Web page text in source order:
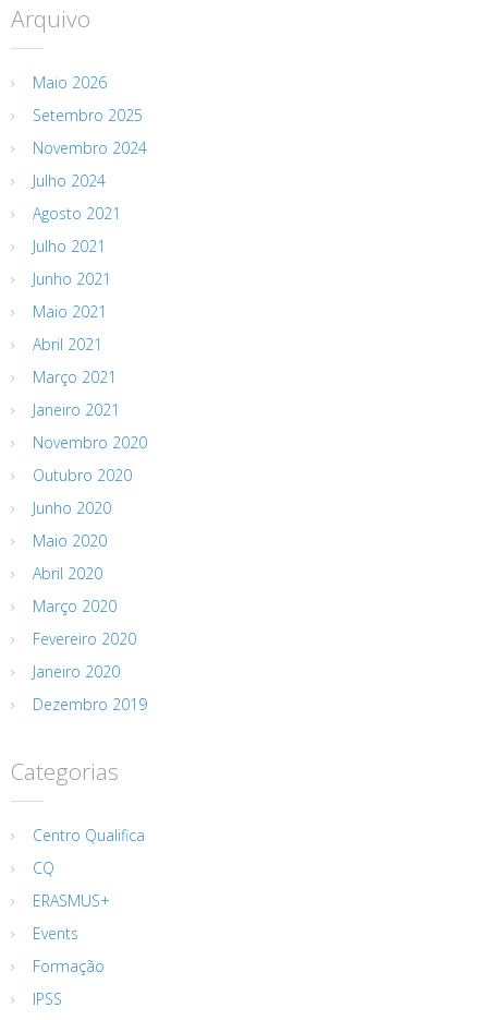
Arquivo
Maio 2026
Setembro 2025
Novembro 2024
Julho 2024
Agosto 2021
Julho 2021
Junho 2021
Maio 2021
Abril 2021
Março 2021
Janeiro 2021
Novembro 2020
Outubro 2020
Junho 2020
Maio 2020
Abril 2020
Março 2020
Fevereiro 2020
Janeiro 2020
Dezembro 2019
Categorias
Centro Qualifica
CQ
ERASMUS+
Events
Formação
IPSS